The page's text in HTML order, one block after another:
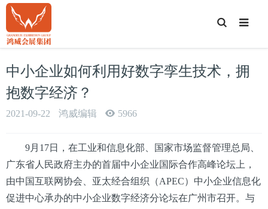
T
o
g
e
S
e
中小企业如何利用好数字孪生技术，拥
抱数字经济？
2021-09-22 鸿威编辑 5966
9月17日，在工业和信息化部、国家市场监督管理总局、
广东省人民政府主办的首届中小企业国际合作高峰论坛上，
由中国互联网协会、亚太经合组织（APEC）中小企业信息化
促进中心承办的中小企业数字经济分论坛在广州市召开。与